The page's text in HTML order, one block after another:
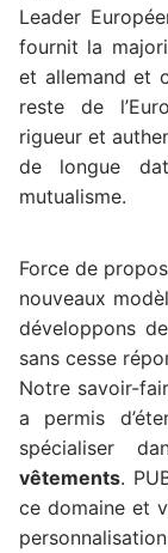
Leader
fournit la
et allemand et
reste de
rigueur et
de longue
mutualisme.
Force de
nouveaux
développons
sans cesse
Notre savoir-
a permis
spécialiser
vêtements.
ce domaine et